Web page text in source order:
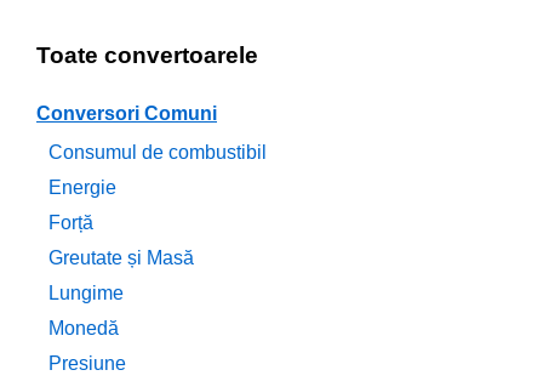
Toate convertoarele
Conversori Comuni
Consumul de combustibil
Energie
Forță
Greutate și Masă
Lungime
Monedă
Presiune